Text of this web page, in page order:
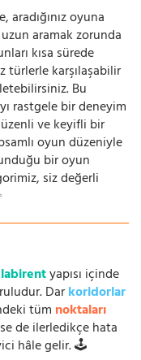
aradığınız oyuna
aramak zorunda
kısa sürede
karşılaşabilir
Bu
rastgele bir deneyim
ve keyifli bir
oyun düzeniyle
bir oyun
siz değerli
labirentyapısı içinde
Darkoridorlar
tüm noktaları
de ilerledikçe hata
hâle gelir. 🕹️